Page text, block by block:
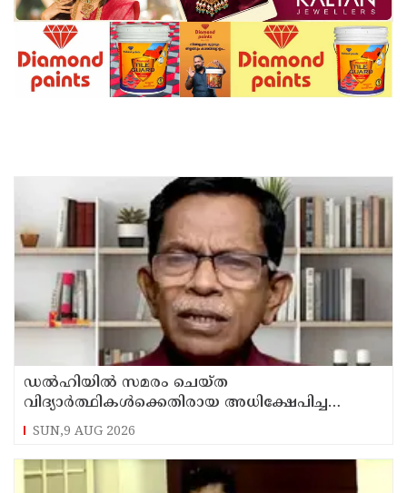
ഡൽഹിയിൽ സമരം ചെയ്ത
വിദ്യാർത്ഥികൾക്കെതിരായ അധിക്ഷേപിച്ച
കേസില്‍ സംഘപരിവാർ സഹയാത്രികൻ ടി ജി
മോഹന്‍ദാസ് കസ്റ്റഡിയിൽ
SUN,9 AUG 2026